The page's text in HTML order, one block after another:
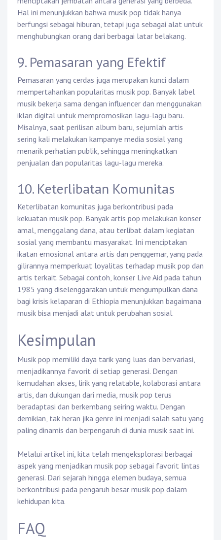
Hal ini menunjukkan bahwa musik pop tidak hanya
berfungsi sebagai hiburan, tetapi juga sebagai alat untuk
menghubungkan orang dari berbagai latar belakang.
9. Pemasaran yang Efektif
Pemasaran yang cerdas juga merupakan kunci dalam
mempertahankan popularitas musik pop. Banyak label
musik bekerja sama dengan influencer dan menggunakan
iklan digital untuk mempromosikan lagu-lagu baru.
Misalnya, saat perilisan album baru, sejumlah artis
sering kali melakukan kampanye media sosial yang
menarik perhatian publik, sehingga meningkatkan
penjualan dan popularitas lagu-lagu mereka.
10. Keterlibatan Komunitas
Keterlibatan komunitas juga berkontribusi pada
kekuatan musik pop. Banyak artis pop melakukan konser
amal, menggalang dana, atau terlibat dalam kegiatan
sosial yang membantu masyarakat. Ini menciptakan
ikatan emosional antara artis dan penggemar, yang pada
gilirannya memperkuat loyalitas terhadap musik pop dan
artis terkait. Sebagai contoh, konser Live Aid pada tahun
1985 yang diselenggarakan untuk mengumpulkan dana
bagi krisis kelaparan di Ethiopia menunjukkan bagaimana
musik bisa menjadi alat untuk perubahan sosial.
Kesimpulan
Musik pop memiliki daya tarik yang luas dan bervariasi,
menjadikannya favorit di setiap generasi. Dengan
kemudahan akses, lirik yang relatable, kolaborasi antara
artis, dan dukungan dari media, musik pop terus
beradaptasi dan berkembang seiring waktu. Dengan
demikian, tak heran jika genre ini menjadi salah satu yang
paling dinamis dan berpengaruh di dunia musik saat ini.
Melalui artikel ini, kita telah mengeksplorasi berbagai
aspek yang menjadikan musik pop sebagai favorit lintas
generasi. Dari sejarah hingga elemen budaya, semua
berkontribusi pada pengaruh besar musik pop dalam
kehidupan kita.
FAQ